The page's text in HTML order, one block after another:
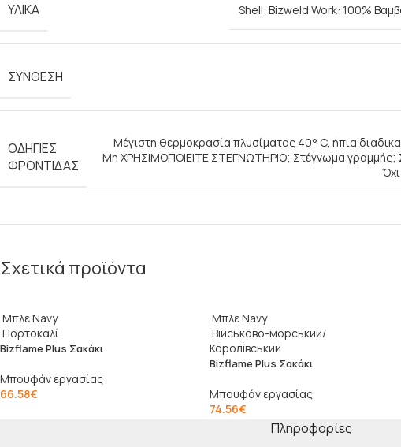
ΥΛΙΚΆ Shell: Bizweld Work: 100%
ΣΎΝΘΕΣΗ
ΟΔΗΓΊΕΣ
ΦΡΟΝΤΊΔΑΣ
Μέγιστη θερμοκρασία πλυσίματος 40° C, ήπια
Μη ΧΡΗΣΙΜΟΠΟΙΕΙΤΕ ΣΤΕΓΝΩΤΗΡΙΟ; Στέγνωμα γραμμής;
Σχετικά προϊόντα
Μπλε Navy
Πορτοκαλί
Bizflame Plus Σακάκι
Μπουφάν εργασίας
66.58€
Μπλε Navy
Військово-морський/
Королівський
Bizflame Plus Σακάκι
Μπουφάν εργασίας
74.56€
Πληροφορίες